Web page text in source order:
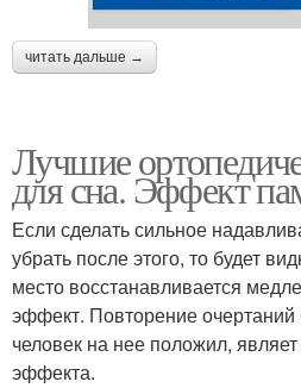
читать дальше →
Лучшие
для сна. Эффект
Если сделать сильное
убрать после этого, то будет
место восстанавливается
эффект. Повторение очертаний
человек на нее положил,
эффекта.